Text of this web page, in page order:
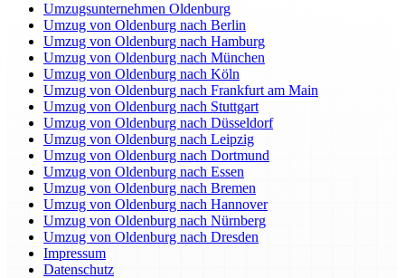
Umzugsunternehmen Oldenburg
Umzug von Oldenburg nach Berlin
Umzug von Oldenburg nach Hamburg
Umzug von Oldenburg nach München
Umzug von Oldenburg nach Köln
Umzug von Oldenburg nach Frankfurt am Main
Umzug von Oldenburg nach Stuttgart
Umzug von Oldenburg nach Düsseldorf
Umzug von Oldenburg nach Leipzig
Umzug von Oldenburg nach Dortmund
Umzug von Oldenburg nach Essen
Umzug von Oldenburg nach Bremen
Umzug von Oldenburg nach Hannover
Umzug von Oldenburg nach Nürnberg
Umzug von Oldenburg nach Dresden
Impressum
Datenschutz